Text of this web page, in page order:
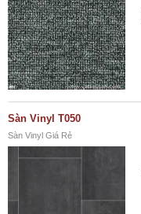
Sàn Vinyl T050
Sàn Vinyl Giá Rẻ